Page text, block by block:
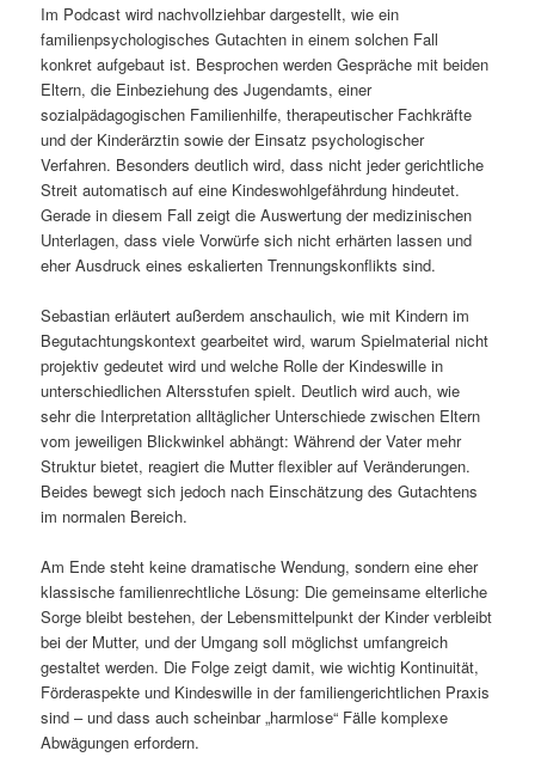
Im Podcast wird nachvollziehbar dargestellt, wie ein
familienpsychologisches Gutachten in einem solchen Fall
konkret aufgebaut ist. Besprochen werden Gespräche mit beiden
Eltern, die Einbeziehung des Jugendamts, einer
sozialpädagogischen Familienhilfe, therapeutischer Fachkräfte
und der Kinderärztin sowie der Einsatz psychologischer
Verfahren. Besonders deutlich wird, dass nicht jeder gerichtliche
Streit automatisch auf eine Kindeswohlgefährdung hindeutet.
Gerade in diesem Fall zeigt die Auswertung der medizinischen
Unterlagen, dass viele Vorwürfe sich nicht erhärten lassen und
eher Ausdruck eines eskalierten Trennungskonflikts sind.
Sebastian erläutert außerdem anschaulich, wie mit Kindern im
Begutachtungskontext gearbeitet wird, warum Spielmaterial nicht
projektiv gedeutet wird und welche Rolle der Kindeswille in
unterschiedlichen Altersstufen spielt. Deutlich wird auch, wie
sehr die Interpretation alltäglicher Unterschiede zwischen Eltern
vom jeweiligen Blickwinkel abhängt: Während der Vater mehr
Struktur bietet, reagiert die Mutter flexibler auf Veränderungen.
Beides bewegt sich jedoch nach Einschätzung des Gutachtens
im normalen Bereich.
Am Ende steht keine dramatische Wendung, sondern eine eher
klassische familienrechtliche Lösung: Die gemeinsame elterliche
Sorge bleibt bestehen, der Lebensmittelpunkt der Kinder verbleibt
bei der Mutter, und der Umgang soll möglichst umfangreich
gestaltet werden. Die Folge zeigt damit, wie wichtig Kontinuität,
Förderaspekte und Kindeswille in der familiengerichtlichen Praxis
sind – und dass auch scheinbar „harmlose“ Fälle komplexe
Abwägungen erfordern.